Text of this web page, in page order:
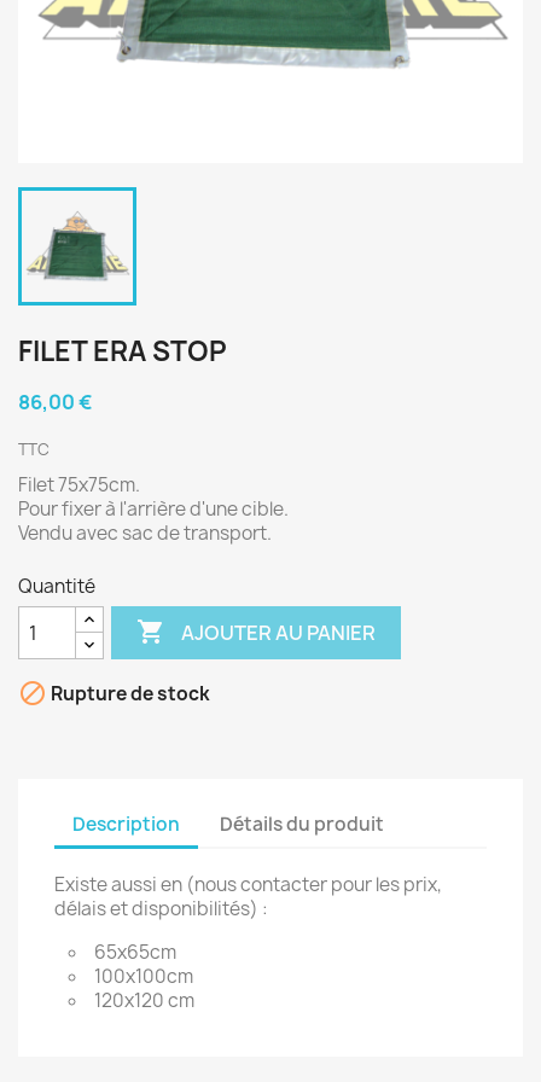
FILET ERA STOP
86,00 €
TTC
Filet 75x75cm.
Pour fixer à l'arrière d'une cible.
Vendu avec sac de transport.
Quantité
 AJOUTER AU PANIER
 Rupture de stock
Description Détails du produit
Existe aussi en (nous contacter pour les prix,
délais et disponibilités) :
65x65cm
100x100cm
120x120 cm